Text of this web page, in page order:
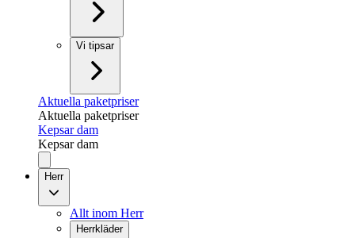
Vi tipsar
Aktuella paketpriser
Aktuella paketpriser
Kepsar dam
Kepsar dam
Herr
Allt inom Herr
Herrkläder